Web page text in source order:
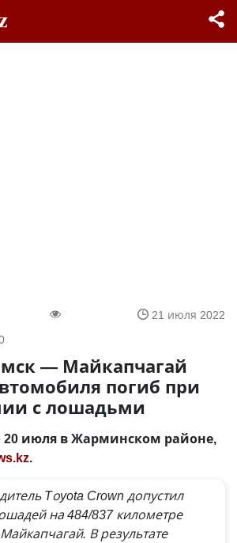
21 июля 2022
— Майкапчагай
погиб при
с лошадьми
июля в Жарминском районе,
.
Tоyota Crown допустил
на 484/837 километре
В результате